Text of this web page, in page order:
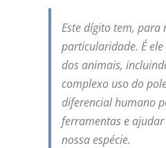
Este dígito tem, para
particularidade. É
dos animais,
complexo uso do
diferencial humano
ferramentas e ajudar
nossa espécie.